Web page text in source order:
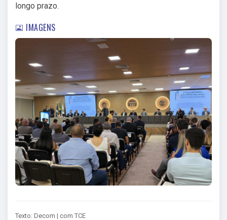
longo prazo.
IMAGENS
Texto: Decom | com TCE